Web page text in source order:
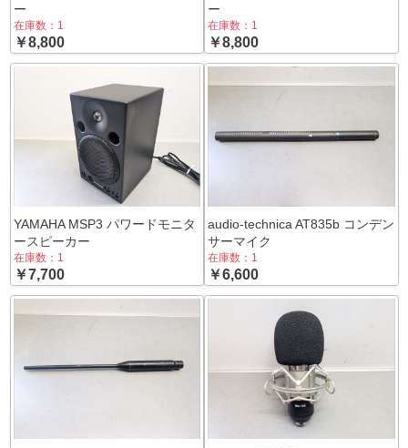
ー
在庫数：1
￥8,800
ー
在庫数：1
￥8,800
YAMAHA MSP3 パワードモニタ
ースピーカー
在庫数：1
￥7,700
audio-technica AT835b コンデン
サーマイク
在庫数：1
￥6,600